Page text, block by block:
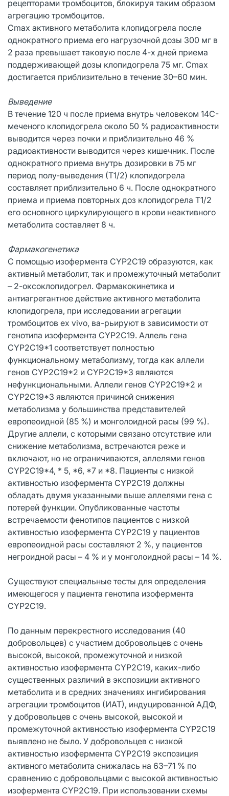
рецепторами тромбоцитов, блокируя таким образом
агрегацию тромбоцитов.
Cmах активного метаболита клопидогрела после
однократного приема его нагрузочной дозы 300 мг в
2 раза превышает таковую после 4-х дней приема
поддерживающей дозы клопидогрела 75 мг. Cmах
достигается приблизительно в течение 30–60 мин.
Выведение
В течение 120 ч после приема внутрь человеком 14С-
меченого клопидогрела около 50 % радиоактивности
выводится через почки и приблизительно 46 %
радиоактивности выводится через кишечник. После
однократного приема внутрь дозировки в 75 мг
период полу-выведения (Т1/2) клопидогрела
составляет приблизительно 6 ч. После однократного
приема и приема повторных доз клопидогрела Т1/2
его основного циркулирующего в крови неактивного
метаболита составляет 8 ч.
Фармакогенетика
С помощью изофермента СYР2С19 образуются, как
активный метаболит, так и промежуточный метаболит
– 2-оксоклопидогрел. Фармакокинетика и
антиагрегантное действие активного метаболита
клопидогрела, при исследовании агрегации
тромбоцитов ех vivo, ва-рьируют в зависимости от
генотипа изофермента CYP2C19. Аллель гена
СYР2С19*1 соответствует полностью
функциональному метаболизму, тогда как аллели
генов СYР2С19*2 и CYP2C19*3 являются
нефункциональными. Аллели генов СYР2С19*2 и
CYP2C19*3 являются причиной снижения
метаболизма у большинства представителей
европеоидной (85 %) и монголоидной расы (99 %).
Другие аллели, с которыми связано отсутствие или
снижение метаболизма, встречаются реже и
включают, но не ограничиваются, аллелями генов
СYР2С19*4, * 5, *6, *7 и *8. Пациенты с низкой
активностью изофермента СYР2С19 должны
обладать двумя указанными выше аллелями гена с
потерей функции. Опубликованные частоты
встречаемости фенотипов пациентов с низкой
активностью изофермента СYР2С19 у пациентов
европеоидной расы составляют 2 %, у пациентов
негроидной расы – 4 % и у монголоидной расы – 14 %.
Существуют специальные тесты для определения
имеющегося у пациента генотипа изофермента
СYР2С19.
По данным перекрестного исследования (40
добровольцев) с участием добровольцев с очень
высокой, высокой, промежуточной и низкой
активностью изофермента СYР2С19, каких-либо
существенных различий в экспозиции активного
метаболита и в средних значениях ингибирования
агрегации тромбоцитов (ИАТ), индуцированной АДФ,
у добровольцев с очень высокой, высокой и
промежуточной активностью изофермента СYР2С19
выявлено не было. У добровольцев с низкой
активностью изофермента СYР2С19 экспозиция
активного метаболита снижалась на 63–71 % по
сравнению с добровольцами с высокой активностью
изофермента СYР2С19. При использовании схемы